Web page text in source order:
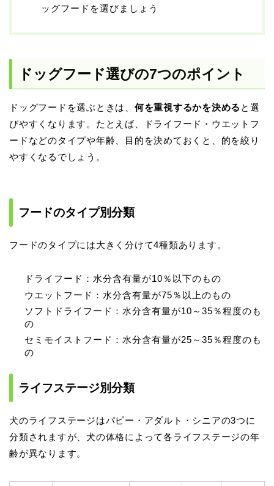
ッグフードを選びましょう
ドッグフード選びの7つのポイント
ドッグフードを選ぶときは、 何を重視するかを決める と選
びやすくなります。たとえば、ドライフード・ウエットフ
ードなどのタイプや年齢、目的を決めておくと、的を絞り
やすくなるでしょう。
フードのタイプ別分類
フードのタイプには大きく分けて4種類あります。
ドライフード：水分含有量が10％以下のもの
ウエットフード：水分含有量が75％以上のもの
ソフトドライフード：水分含有量が10～35％程度のも
の
セミモイストフード：水分含有量が25～35％程度のも
の
ライフステージ別分類
犬のライフステージはパピー・アダルト・シニアの3つに
分類されますが、犬の体格によって各ライフステージの年
齢が異なります。